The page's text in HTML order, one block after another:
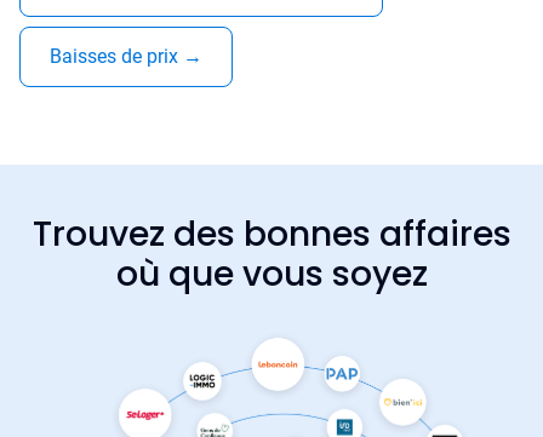
Baisses de prix →
Trouvez des bonnes affaires
où que vous soyez